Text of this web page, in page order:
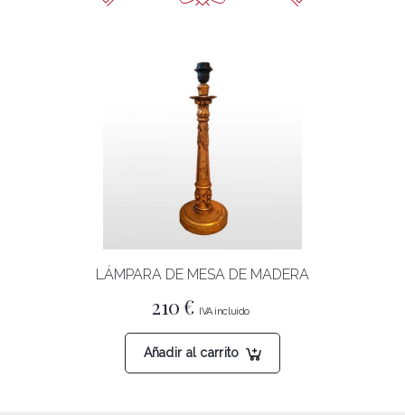
LÁMPARA DE MESA DE MADERA
210€
Añadir al carrito